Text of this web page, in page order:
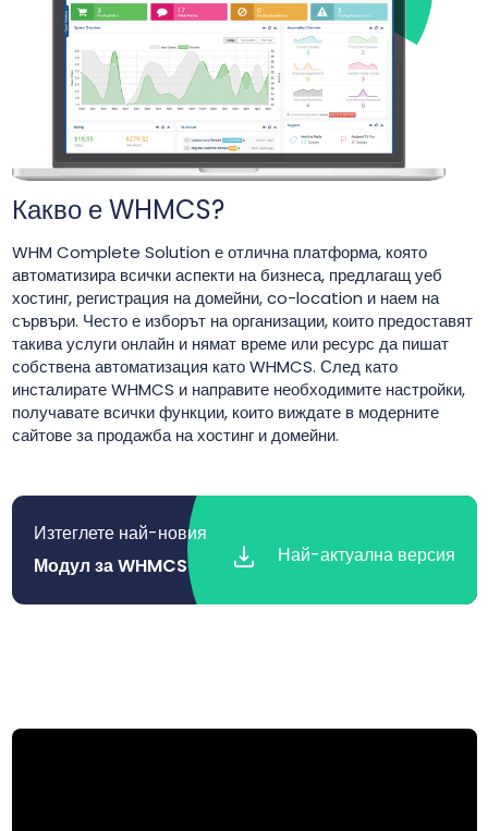
Какво е WHMCS?
WHM Complete Solution е отлична платформа, която
автоматизира всички аспекти на бизнеса, предлагащ уеб
хостинг, регистрация на домейни, co-location и наем на
сървъри. Често е изборът на организации, които предоставят
такива услуги онлайн и нямат време или ресурс да пишат
собствена автоматизация като WHMCS. След като
инсталирате WHMCS и направите необходимите настройки,
получавате всички функции, които виждате в модерните
сайтове за продажба на хостинг и домейни.
Изтеглете най-новия
Модул за WHMCS
Най-актуална версия